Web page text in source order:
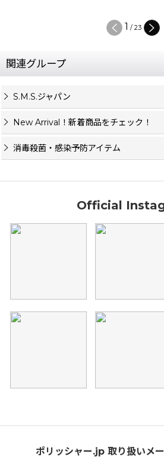
1 / 23
関連グループ
S.M.S.ジャパン
New Arrival！新着商品をチェック！
消毒殺菌・感染予防アイテム
Official
ポリッシャー.jp 取り扱いメ